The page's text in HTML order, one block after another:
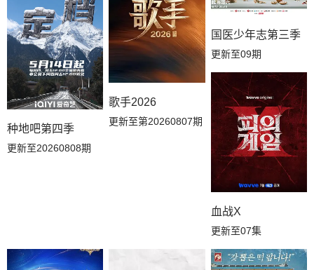
种地吧第四季
更新至20260808期
歌手2026
更新至第20260807期
国医少年志第三季
更新至09期
血战X
更新至07集